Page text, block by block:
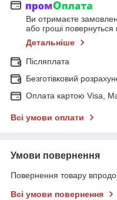
Ви отримаєте
або гроші повернуться
Детальніше
Післяплата
Безготівковий
Оплата картою Visa,
Всі умови оплати
Умови повернення
Повернення товару
Всі умови повернення